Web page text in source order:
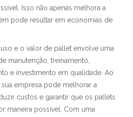
Isso não apenas melhora a
pode resultar em economias de
e o valor de pallet envolve uma
manutenção, treinamento,
e investimento em qualidade. Ao
empresa pode melhorar a
custos e garantir que os pallets
maneira possível. Com uma